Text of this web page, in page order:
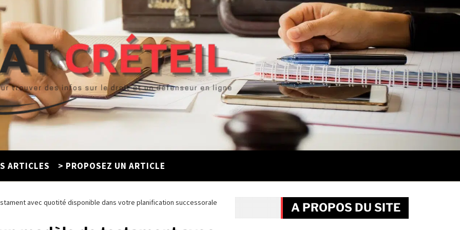
ARTICLES > PROPOSEZ UN ARTICLE
avec quotité disponible dans votre planification successorale A PROPOS DU SITE